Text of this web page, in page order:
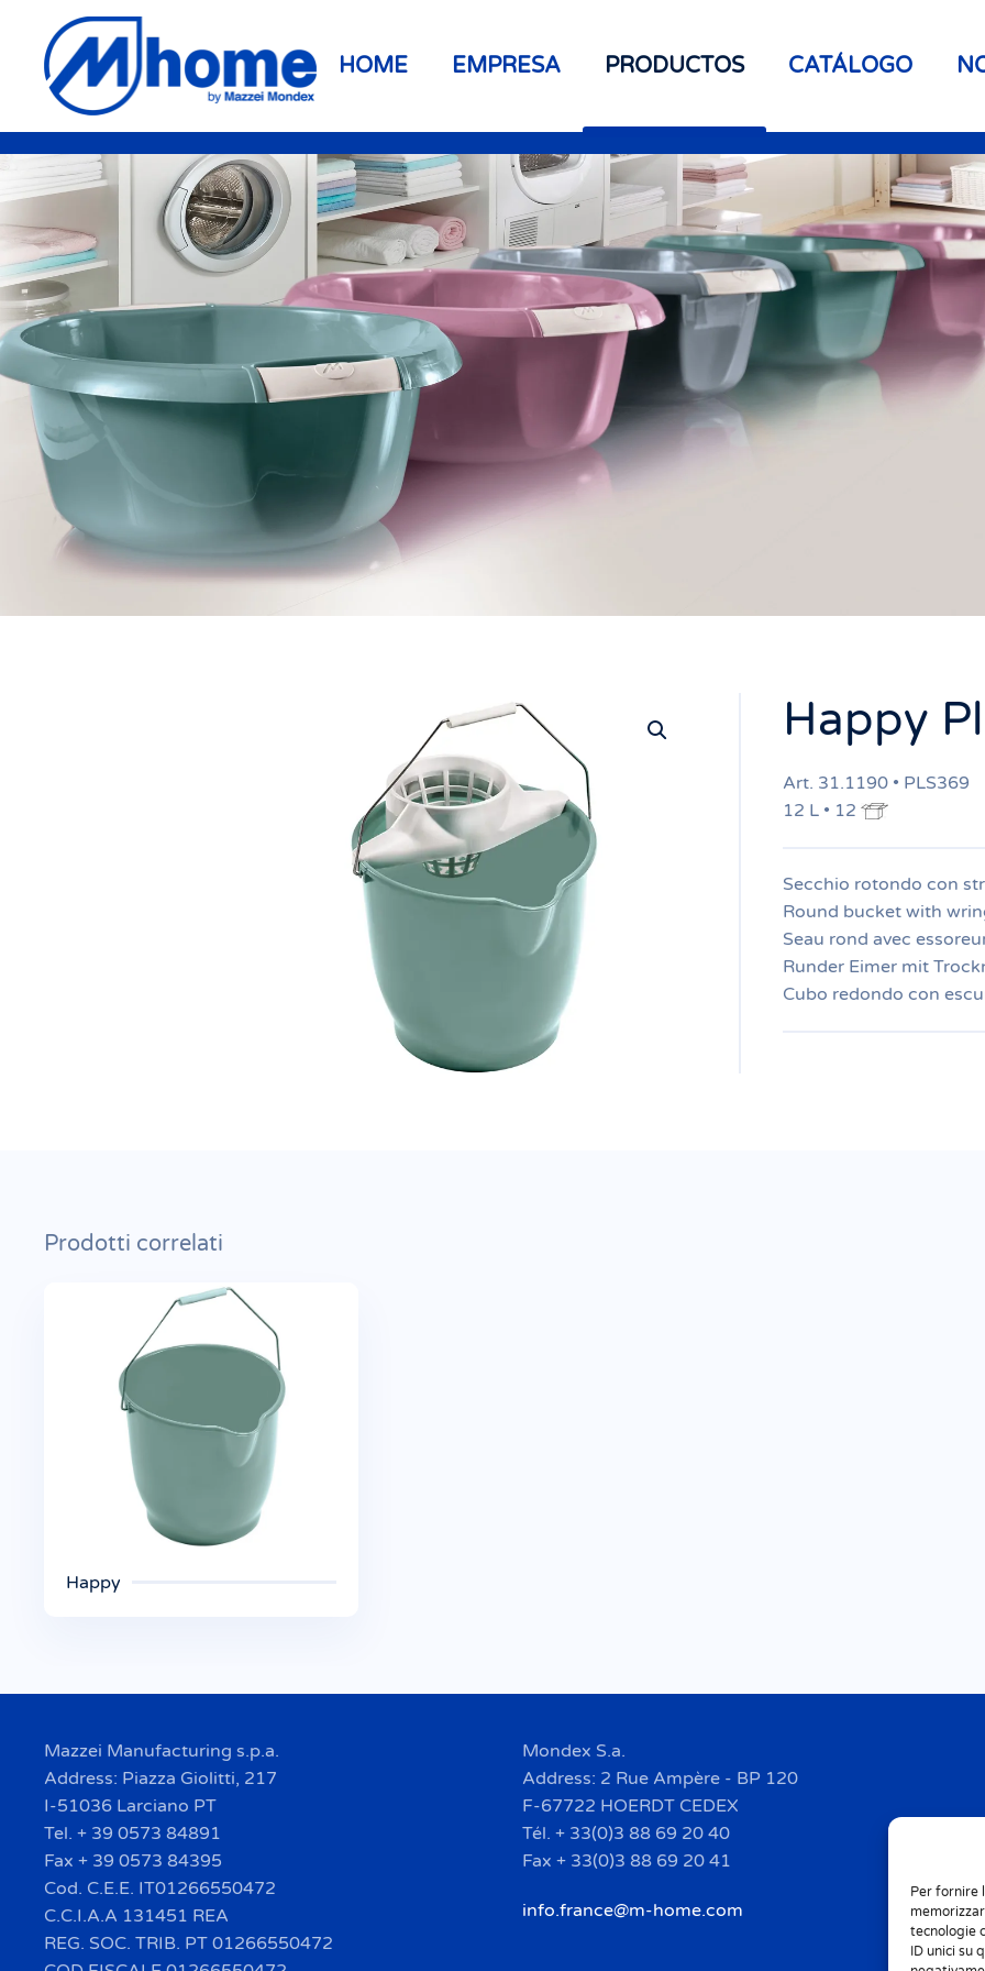
Per fornire
tecnologie
ID unici su
Ir al contenido principal HOME EMPRESA PRODUCTOS CATÁLOGO
Happy
Art. 31.1190 • PLS369
12 L • 12
Secchio rotondo con
Round bucket with
Seau rond avec
Runder Eimer mit
Cubo redondo con
Prodotti correlati
Happy
Mazzei Manufacturing s.p.a.
Address: Piazza Giolitti, 217
I-51036 Larciano PT
Tel. + 39 0573 84891
Fax + 39 0573 84395
Cod. C.E.E. IT01266550472
C.C.I.A.A 131451 REA
REG. SOC. TRIB. PT 01266550472
Mondex S.a.
Address: 2 Rue Ampère - BP 120
F-67722 HOERDT CEDEX
Tél. + 33(0)3 88 69 20 40
Fax + 33(0)3 88 69 20 41
info.france@m-home.com